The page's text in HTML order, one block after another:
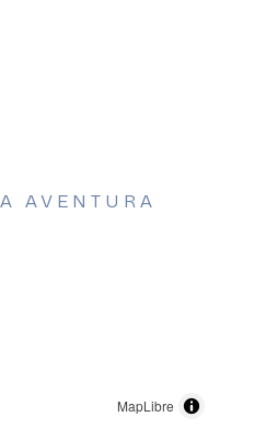
AVENTURA
MapLibre